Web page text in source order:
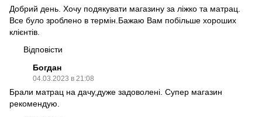
Добрий день. Хочу подякувати магазину за ліжко та матрац.
Все було зроблено в термін.Бажаю Вам побільше хороших
клієнтів.
Відповісти
Богдан
04.03.2023 в 21:08
Брали матрац на дачу,дуже задоволені. Супер магазин
рекомендую.